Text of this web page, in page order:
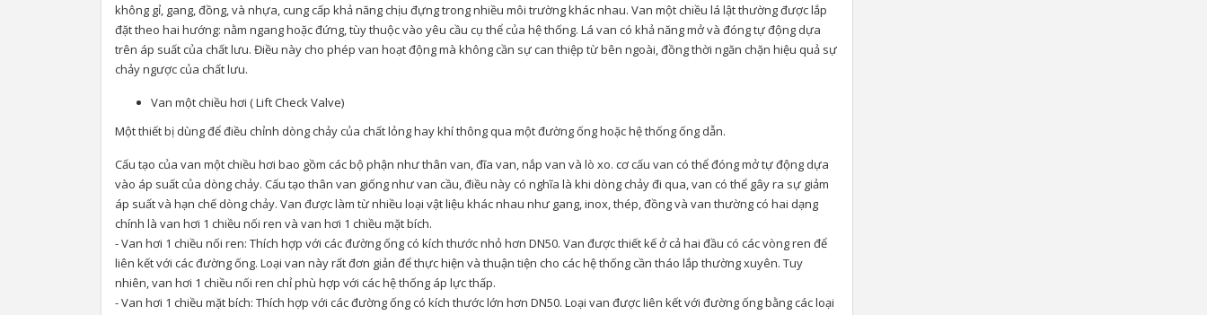
không gỉ, gang, đồng, và nhựa, cung cấp khả năng chịu đựng trong nhiều môi trường khác nhau. Van một chiều lá lật thường được lắp
đặt theo hai hướng: nằm ngang hoặc đứng, tùy thuộc vào yêu cầu cụ thể của hệ thống. Lá van có khả năng mở và đóng tự động dựa
trên áp suất của chất lưu. Điều này cho phép van hoạt động mà không cần sự can thiệp từ bên ngoài, đồng thời ngăn chặn hiệu quả sự
chảy ngược của chất lưu.
Van một chiều hơi ( Lift Check Valve)
Một thiết bị dùng để điều chỉnh dòng chảy của chất lỏng hay khí thông qua một đường ống hoặc hệ thống ống dẫn.
Cấu tạo của van một chiều hơi bao gồm các bộ phận như thân van, đĩa van, nắp van và lò xo. cơ cấu van có thể đóng mở tự động dựa
vào áp suất của dòng chảy. Cấu tạo thân van giống như van cầu, điều này có nghĩa là khi dòng chảy đi qua, van có thể gây ra sự giảm
áp suất và hạn chế dòng chảy. Van được làm từ nhiều loại vật liệu khác nhau như gang, inox, thép, đồng và van thường có hai dạng
chính là van hơi 1 chiều nối ren và van hơi 1 chiều mặt bích.
- Van hơi 1 chiều nối ren: Thích hợp với các đường ống có kích thước nhỏ hơn DN50. Van được thiết kế ở cả hai đầu có các vòng ren để
liên kết với các đường ống. Loại van này rất đơn giản để thực hiện và thuận tiện cho các hệ thống cần tháo lắp thường xuyên. Tuy
nhiên, van hơi 1 chiều nối ren chỉ phù hợp với các hệ thống áp lực thấp.
- Van hơi 1 chiều mặt bích: Thích hợp với các đường ống có kích thước lớn hơn DN50. Loại van được liên kết với đường ống bằng các loại